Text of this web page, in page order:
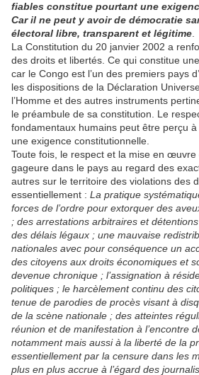
fiables constitue pourtant une
Car il ne peut y avoir de démocratie
électoral libre, transparent et légitime
La Constitution du 20 janvier 2002 a
des droits et libertés. Ce qui constitue
car le Congo est l’un des premiers pays
les dispositions de la Déclaration
l’Homme et des autres instruments
le préambule de sa constitution. Le
fondamentaux humains peut être perçu
une exigence constitutionnelle.
Toute fois, le respect et la mise en
gageure dans le pays au regard des
autres sur le territoire des violations des
essentiellement : La pratique
forces de l’ordre pour extorquer des
; des arrestations arbitraires et
des délais légaux ; une mauvaise
nationales avec pour conséquence un
des citoyens aux droits économiques et
devenue chronique ; l’assignation à
politiques ; le harcèlement continu des
tenue de parodies de procès visant à
de la scène nationale ; des atteintes
réunion et de manifestation à l’encontre
notamment mais aussi à la liberté de la
essentiellement par la censure dans les
plus en plus accrue à l’égard des